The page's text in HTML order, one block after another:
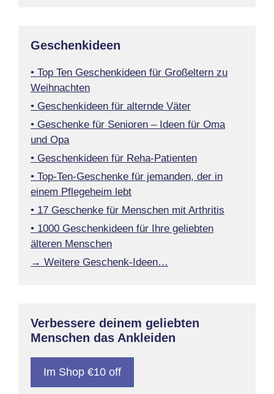
Geschenkideen
• Top Ten Geschenkideen für Großeltern zu
Weihnachten
• Geschenkideen für alternde Väter
• Geschenke für Senioren – Ideen für Oma
und Opa
• Geschenkideen für Reha-Patienten
• Top-Ten-Geschenke für jemanden, der in
einem Pflegeheim lebt
• 17 Geschenke für Menschen mit Arthritis
• 1000 Geschenkideen für Ihre geliebten
älteren Menschen
→ Weitere Geschenk-Ideen…
Verbessere deinem geliebten
Menschen das Ankleiden
Im Shop €10 off